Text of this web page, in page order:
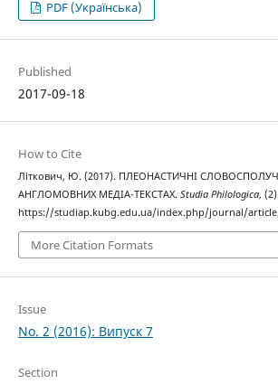
PDF (Українська)
Published
2017-09-18
How to Cite
Літкович, Ю. (2017). ПЛЕОНАСТИЧНІ
АНГЛОМОВНИХ МЕДІА-ТЕКСТАХ. Studia Philologica,
https://studiap.kubg.edu.ua/index.php/journal/
More Citation Formats
Issue
No. 2 (2016): Випуск 7
Section